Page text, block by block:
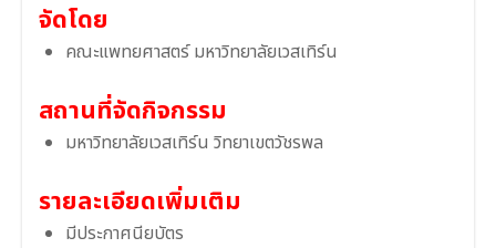
จัดโดย
คณะแพทยศาสตร์ มหาวิทยาลัยเวสเทิร์น
สถานที่จัดกิจกรรม
มหาวิทยาลัยเวสเทิร์น วิทยาเขตวัชรพล
รายละเอียดเพิ่มเติม
มีประกาศนียบัตร